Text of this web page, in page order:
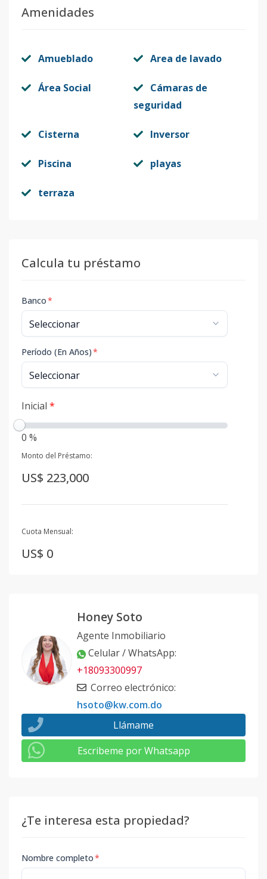
Amenidades
Amueblado Area de lavado
Área Social
Cámaras de
seguridad
Cisterna Inversor
Piscina playas
terraza
Calcula tu préstamo
Banco*
Período (En Años)*
Inicial *
0 %
Monto del Préstamo:
US$ 223,000
Cuota Mensual:
US$ 0
Honey Soto
Agente Inmobiliario
Celular / WhatsApp:
+18093300997
Correo electrónico:
hsoto@kw.com.do
Llámame
Escribeme por Whatsapp
¿Te interesa esta propiedad?
Nombre completo*